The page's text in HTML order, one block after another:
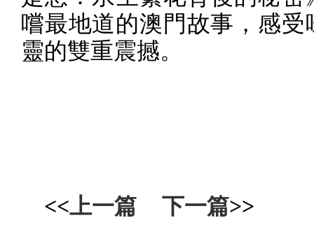
嚐最地道的澳門故事，感受
靈的雙重震撼。
<<上一篇 下一篇>>